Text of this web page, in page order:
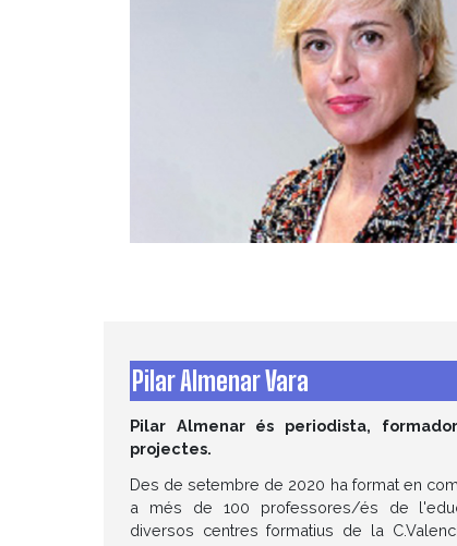
Pilar Almenar Vara
Pilar Almenar és periodista,
projectes.
Des de setembre de 2020 ha format en
a més de 100 professores/és de
diversos centres formatius de la